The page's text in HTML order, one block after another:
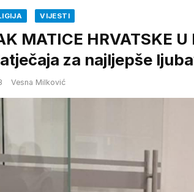
VIJESTI
MATICE HRVATSKE
za najljepše
Vesna Milković